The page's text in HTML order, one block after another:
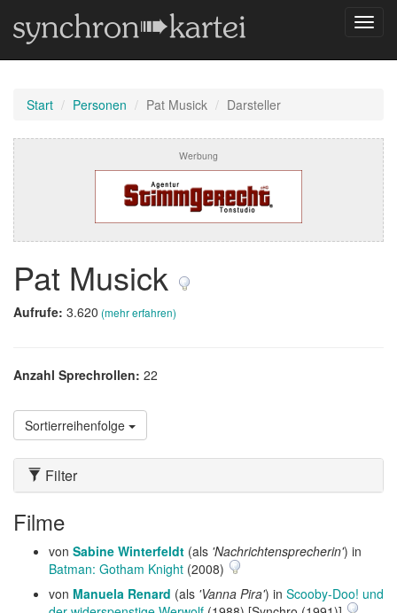
Start Personen Pat Musick Darsteller
Werbung
Pat Musick
Aufrufe: 3.620 (mehr erfahren)
Anzahl Sprechrollen: 22
Sortierreihenfolge
Filter
Filme
von Sabine Winterfeldt (als 'Nachrichtensprecherin') in
Batman: Gotham Knight (2008)
von Manuela Renard (als 'Vanna Pira') in Scooby-Doo! und